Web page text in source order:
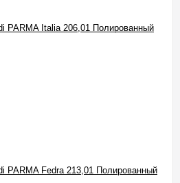
PARMA Italia 206,01 Полированный
PARMA Fedra 213,01 Полированный